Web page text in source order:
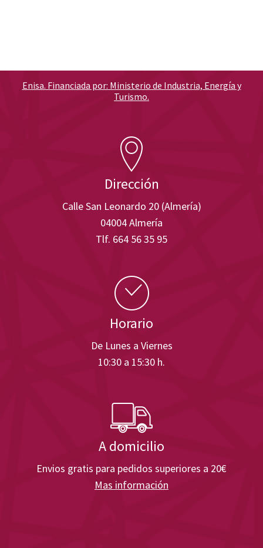
Dirección
Calle San Leonardo 20 (Almería)
04004 Almería
Tlf. 664 56 35 95
Horario
De Lunes a Viernes
10:30 a 15:30 h.
A domicilio
Envios gratis para pedidos superiores a 20€
Mas información
Enisa. Financiada por: Ministerio de Industria, Energía y
Turismo.